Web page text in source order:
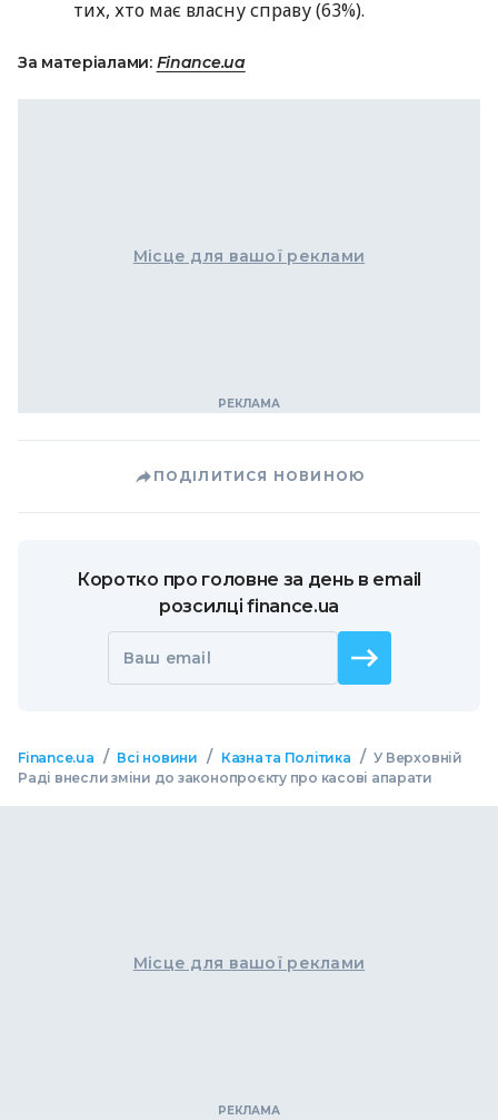
тих, хто має власну справу (63%).
За матеріалами: Finance.ua
Місце для вашої реклами
ПОДІЛИТИСЯ НОВИНОЮ
Коротко про головне за день в email
розсилці finance.ua
Ваш email
Finance.ua / Всі новини / Казна та Політика / У Верховній
Раді внесли зміни до законопроєкту про касові апарати
Місце для вашої реклами